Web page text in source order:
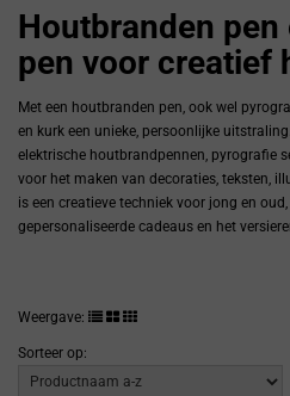
Houtbranden
pen voor creatief
Met een houtbranden pen, ook wel
en kurk een unieke, persoonlijke
elektrische houtbrandpennen, pyrografie
voor het maken van decoraties, teksten,
is een creatieve techniek voor jong en
gepersonaliseerde cadeaus en het
Weergave:
Sorteer op: